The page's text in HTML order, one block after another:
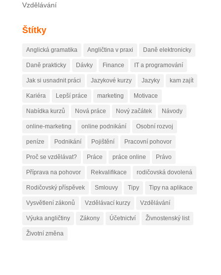
Vzdělávání
Štítky
Anglická gramatika Angličtina v praxi Daně elektronicky
Daně prakticky Dávky Finance IT a programování
Jak si usnadnit práci Jazykové kurzy Jazyky kam zajít
Kariéra Lepší práce marketing Motivace
Nabídka kurzů Nová práce Nový začátek Návody
online-marketing online podnikání Osobní rozvoj
peníze Podnikání Pojištění Pracovní pohovor
Proč se vzdělávat? Práce práce online Právo
Příprava na pohovor Rekvalifikace rodičovská dovolená
Rodičovský příspěvek Smlouvy Tipy Tipy na aplikace
Vysvětlení zákonů Vzdělávací kurzy Vzdělávání
Výuka angličtiny Zákony Účetnictví Živnostenský list
Životní změna